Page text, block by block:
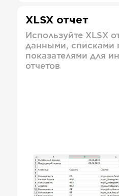
XLSX отчет
Используйте XLSX
данными, списками
показателями для
отчетов